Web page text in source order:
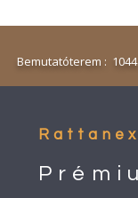
: 1044.